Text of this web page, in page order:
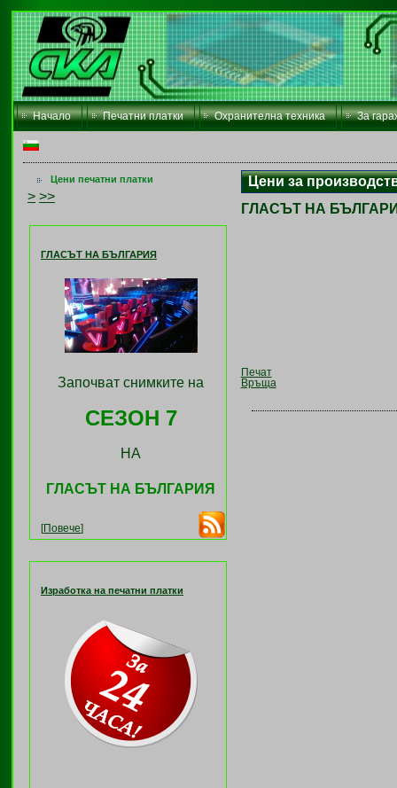
Начало Печатни платки Охранителна техника За
Цени печатни платки
> >>
ГЛАСЪТ НА БЪЛГАРИЯ
Започват снимките на
СЕЗОН 7
НА
ГЛАСЪТ НА БЪЛГАРИЯ
[Повече]
Изработка на печатни платки
Цени за
ГЛАСЪТ НА
Печат
Връща